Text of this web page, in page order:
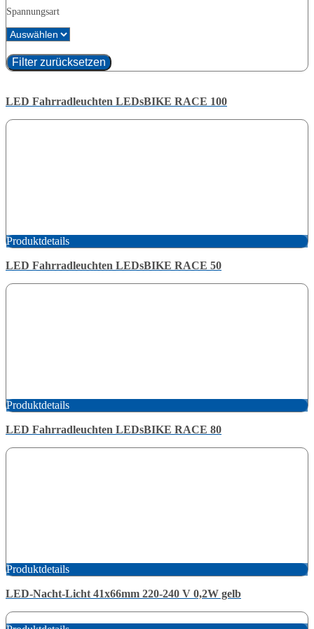
Spannungsart
Filter zurücksetzen
LED Fahrradleuchten LEDsBIKE RACE 100
Produktdetails
LED Fahrradleuchten LEDsBIKE RACE 50
Produktdetails
LED Fahrradleuchten LEDsBIKE RACE 80
Produktdetails
LED-Nacht-Licht 41x66mm 220-240 V 0,2W gelb